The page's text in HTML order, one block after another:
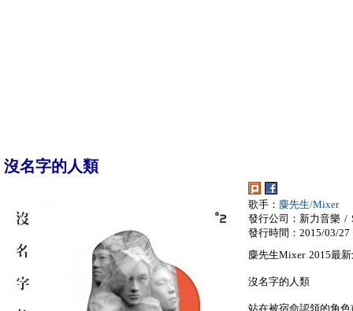
沒名字的人類
歌手： 麋先生/Mixer
發行公司：新力音樂 /
發行時間：2015/03/27
麋先生Mixer 2015最
沒名字的人類
站在被宿命認領的角色